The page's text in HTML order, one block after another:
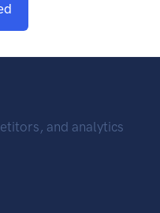
and analytics